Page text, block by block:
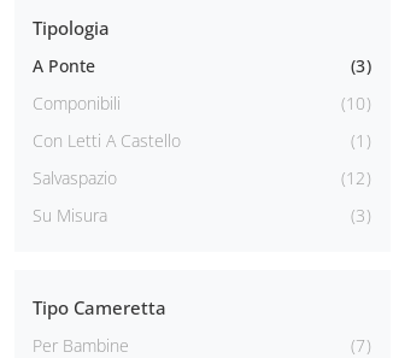
Tipologia
A Ponte
3
Componibili
10
Con Letti A Castello
1
Salvaspazio
12
Su Misura
3
Tipo Cameretta
Per Bambine
7